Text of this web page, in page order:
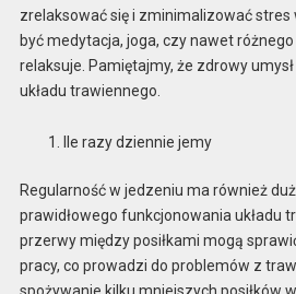
zrelaksować się i zminimalizować stres
być medytacja, joga, czy nawet
relaksuje. Pamiętajmy, że zdrowy
układu trawiennego.
Ile razy dziennie jemy
Regularność w jedzeniu ma również
prawidłowego funkcjonowania układu
przerwy między posiłkami mogą
pracy, co prowadzi do problemów z
spożywanie kilku mniejszych posiłków